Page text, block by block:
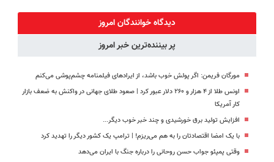
سبک و مقاوم |
پرداخت قسطی
(◂پرسش‌نامه)
دیدگاه خوانندگان امروز
پر بیننده‌ترین خبر امروز
مورگان فریمن: اگر پولش خوب باشد، از ایرادهای فیلمنامه چشم‌پوشی می‌کنم
اونس طلا از ۴ هزار و ۲۶۰ دلار عبور کرد | صعود طلای جهانی در واکنش به ضعف بازار
کار آمریکا
افزایش تولید برق خورشیدی و چند خبر خوب دیگر...
با یک امضا اقتصادتان را به هم می‌ریزم! | ترامپ یک کشور دیگر را تهدید کرد
وقتی پمپئو جواب حسن روحانی را درباره جنگ با ایران می‌دهد